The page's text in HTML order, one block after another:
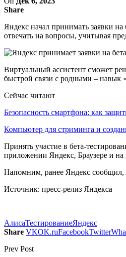
Share
Яндекс начал принимать заявки
отвечать на вопросы, учитывая
Виртуальный ассистент сможет
быстрой связи с родными – навык
Сейчас читают
Безопасность смартфона: как
Компьютер для стриминга и
Принять участие в бета-
приложении Яндекс, Браузере и
Напомним, ранее Яндекс сообщил,
Источник: пресс-релиз Яндекса
АлисаТестированиеЯндекс
Share VKOK.ruFacebookTwitter
Prev Post